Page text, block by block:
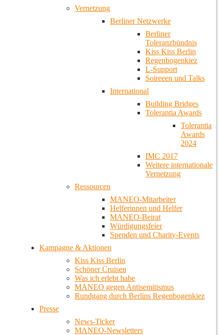
Vernetzung
Berliner Netzwerke
Berliner
Toleranzbündnis
Kiss Kiss Berlin
Regenbogenkiez
L-Support
Soireeen und Talks
International
Building Bridges
Tolerantia Awards
Tolerantia
Awards
2024
IMC 2017
Weitere internationale
Vernetzung
Ressourcen
MANEO-Mitarbeiter
Helferinnen und Helfer
MANEO-Beirat
Würdigungsfeier
Spenden und Charity-Events
Kampagne & Aktionen
Kiss Kiss Berlin
Schöner Cruisen
Was ich erlebt habe
MANEO gegen Antisemitismus
Rundgang durch Berlins Regenbogenkiez
Presse
News-Ticker
MANEO-Newsletters